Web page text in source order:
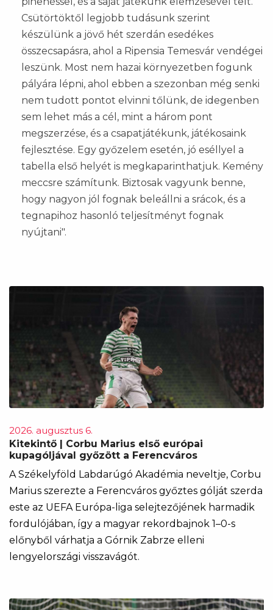
Csütörtöktől legjobb tudásunk szerint
készülünk a jövő hét szerdán esedékes
összecsapásra, ahol a Ripensia Temesvár vendégei
leszünk. Most nem hazai környezetben fogunk
pályára lépni, ahol ebben a szezonban még senki
nem tudott pontot elvinni tőlünk, de idegenben
sem lehet más a cél, mint a három pont
megszerzése, és a csapatjátékunk, játékosaink
fejlesztése. Egy győzelem esetén, jó eséllyel a
tabella első helyét is megkaparinthatjuk. Kemény
meccsre számítunk. Biztosak vagyunk benne,
hogy nagyon jól fognak beleállni a srácok, és a
tegnapihoz hasonló teljesítményt fognak
nyújtani".
2026. augusztus 6.
Kitekintő | Corbu Marius első európai
kupagóljával győzött a Ferencváros
A Székelyföld Labdarúgó Akadémia neveltje, Corbu
Marius szerezte a Ferencváros győztes gólját szerda
este az UEFA Európa-liga selejtezőjének harmadik
fordulójában, így a magyar rekordbajnok 1–0-s
előnyből várhatja a Górnik Zabrze elleni
lengyelországi visszavágót.